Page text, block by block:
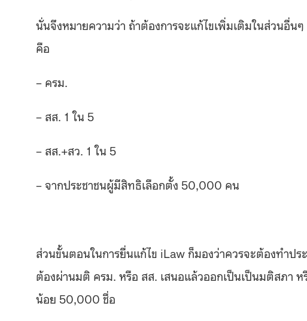
นั่นจึงหมายความว่า ถ้าต้องการจะแก้ไขเพิ่มเติมในส่วนอื่
คือ
– ครม.
– สส. 1 ใน 5
– สส.+สว. 1 ใน 5
– จากประชาชนผู้มีสิทธิเลือกตั้ง 50,000 คน
ส่วนขั้นตอนในการยื่นแก้ไข iLaw ก็มองว่าควรจะต้องทำป
ต้องผ่านมติ ครม. หรือ สส. เสนอแล้วออกเป็นเป็นมติสภา ห
น้อย 50,000 ชื่อ